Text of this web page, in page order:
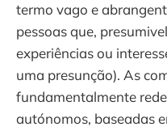
termo vago e
pessoas que,
experiências ou
uma presunção). As
fundamentalmente
autónomos, baseadas